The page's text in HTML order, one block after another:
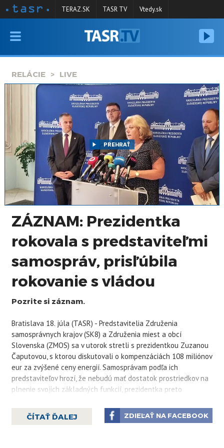
VYSIELANIE
SPRAVODAJSTVO
ARCHÍV
TERAZ.SK TASR TV Vtedy.sk
RELÁCIE LIVE
PREHRAŤ
ZÁZNAM: Prezidentka
rokovala s predstaviteľmi
samospráv, prisľúbila
rokovanie s vládou
Pozrite si záznam.
Bratislava 18. júla (TASR) - Predstavitelia Združenia
samosprávnych krajov (SK8) a Združenia miest a obcí
Slovenska (ZMOS) sa v utorok stretli s prezidentkou Zuzanou
Čaputovou, s ktorou diskutovali o kompenzáciách 108 miliónov
eur za zvýšené ceny energií. Samosprávam podľa ich
predstaviteľov hrozí, že nebudú mať dostatok prostriedkov na
plnenie svojich základných funkcií, prezidentka preto
tento týždeň. Ten v pondelok (17. 7.) vyhlásil, že v súčasnosti
nemôže vyplatenie sľúbenej kompenzácie potvrdiť.
ČÍTAŤ ĎALEJ ZDIEĽAŤ NA FACEBOOK